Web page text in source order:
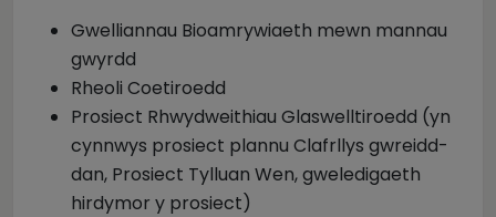
Gwelliannau Bioamrywiaeth mewn mannau
gwyrdd
Rheoli Coetiroedd
Prosiect Rhwydweithiau Glaswelltiroedd (yn
cynnwys prosiect plannu Clafrllys gwreidd-
dan, Prosiect Tylluan Wen, gweledigaeth
hirdymor y prosiect)